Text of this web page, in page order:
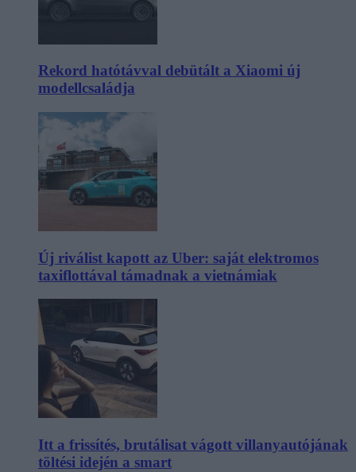
Rekord hatótávval debütált a Xiaomi új
modellcsaládja
Új riválist kapott az Uber: saját elektromos
taxiflottával támadnak a vietnámiak
Itt a frissítés, brutálisat vágott villanyautójának
töltési idején a smart